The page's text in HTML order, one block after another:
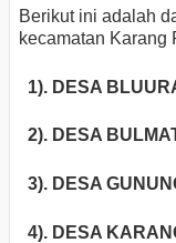
Berikut ini adalah
kecamatan Karang
1). DESA
2). DESA
3). DESA
4). DESA